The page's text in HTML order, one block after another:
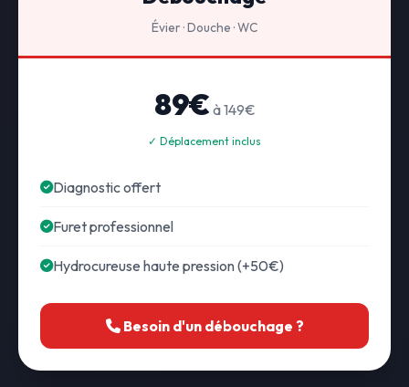
Évier · Douche · WC
89€ à 149€
✓ Déplacement inclus
Diagnostic offert
Furet professionnel
Hydrocureuse haute pression (+50€)
Besoin d'un débouchage ?